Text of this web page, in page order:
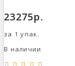
23275р.
за 1 упак.
В наличии